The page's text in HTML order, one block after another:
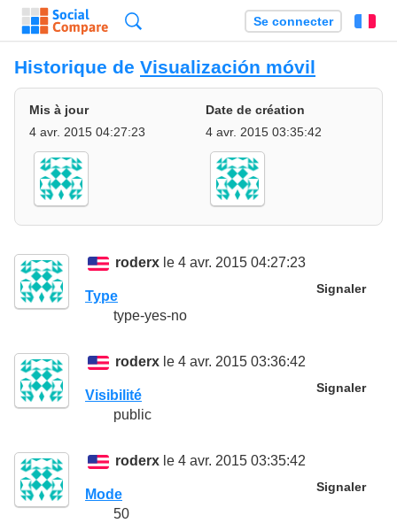
Se connecter
Historique de Visualización móvil
Mis à jour
4 avr. 2015 04:27:23
Date de création
4 avr. 2015 03:35:42
roderx le 4 avr. 2015 04:27:23
Signaler
Type
type-yes-no
roderx le 4 avr. 2015 03:36:42
Signaler
Visibilité
public
roderx le 4 avr. 2015 03:35:42
Signaler
Mode
50